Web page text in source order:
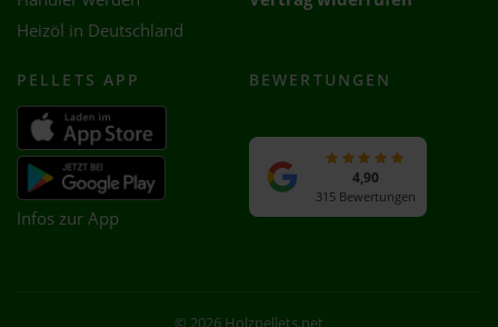
Heizöl in Deutschland
PELLETS APP
Infos zur App
BEWERTUNGEN
4,90
315 Bewertungen
© 2026 Holzpellets.net